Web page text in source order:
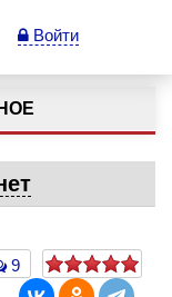
Войти
9